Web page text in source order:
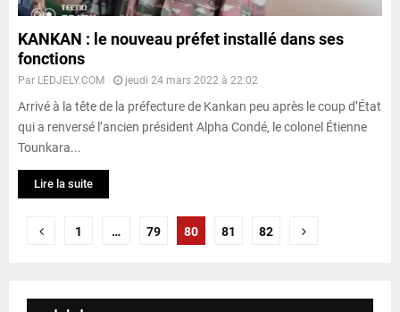
KANKAN : le nouveau préfet installé dans ses
fonctions
Par LEDJELY.COM jeudi 24 mars 2022 à 22:02
Arrivé à la tête de la préfecture de Kankan peu après le coup d’État
qui a renversé l’ancien président Alpha Condé, le colonel Étienne
Tounkara...
Lire la suite
P
g
1 … 79 80 81 82